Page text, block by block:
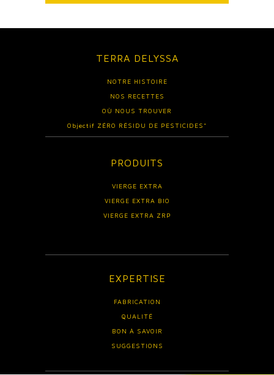
TERRA DELYSSA
NOTRE HISTOIRE
NOS RECETTES
OÙ NOUS TROUVER
Objectif ZÉRO RÉSIDU DE PESTICIDES*
PRODUITS
VIERGE EXTRA
VIERGE EXTRA BIO
VIERGE EXTRA ZRP
EXPERTISE
FABRICATION
QUALITÉ
BON À SAVOIR
SUGGESTIONS